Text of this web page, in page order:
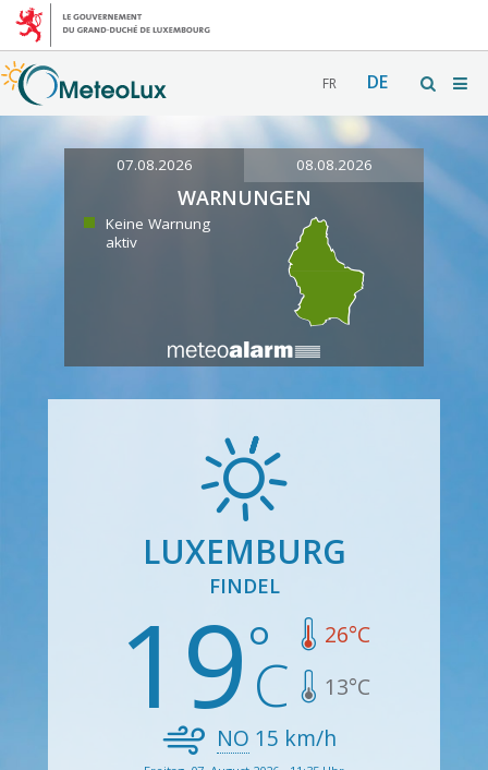
FR DE
07.08.2026 08.08.2026
WARNUNGEN
Keine Warnung
aktiv
LUXEMBURG
FINDEL
19 26°C
13°C
NO 15 km/h